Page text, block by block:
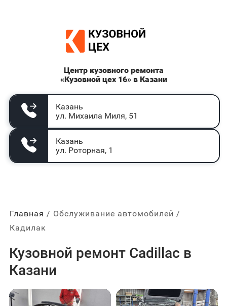
Центр кузовного ремонта
«Кузовной цех 16» в Казани
Казань
ул. Михаила Миля, 51
Казань
ул. Роторная, 1
Главная
Обслуживание автомобилей
Кадилак
Кузовной ремонт Cadillac в
Казани